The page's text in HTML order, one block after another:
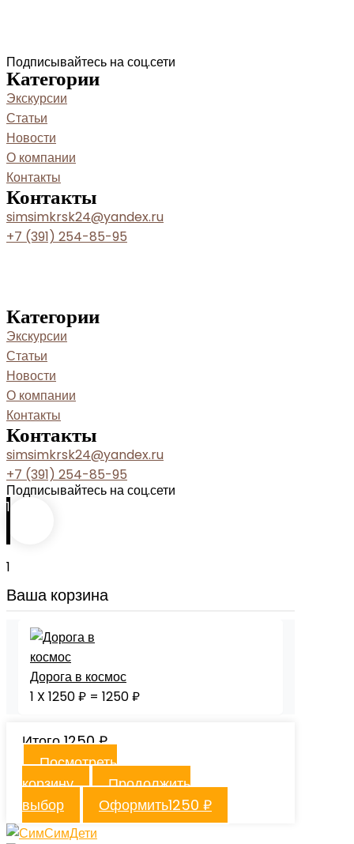
Подписывайтесь на соц.сети
Категории
Экскурсии
Статьи
Новости
О компании
Контакты
Контакты
simsimkrsk24@yandex.ru
+7 (391) 254-85-95
Категории
Экскурсии
Статьи
Новости
О компании
Контакты
Контакты
simsimkrsk24@yandex.ru
+7 (391) 254-85-95
Подписывайтесь на соц.сети
1
1
Ваша корзина
Дорога в космос
1 X 1250₽ = 1250₽
Итого 1250₽
Посмотреть
корзину
Продолжить
выбор
Оформить1250 ₽